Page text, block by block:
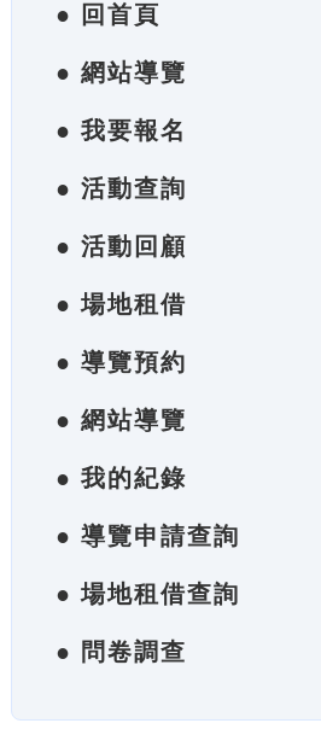
● 回首頁
● 網站導覽
● 我要報名
● 活動查詢
● 活動回顧
● 場地租借
● 導覽預約
● 網站導覽
● 我的紀錄
● 導覽申請查詢
● 場地租借查詢
● 問卷調查